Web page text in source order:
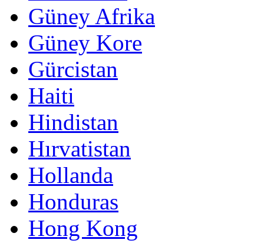
Güney Afrika
Güney Kore
Gürcistan
Haiti
Hindistan
Hırvatistan
Hollanda
Honduras
Hong Kong